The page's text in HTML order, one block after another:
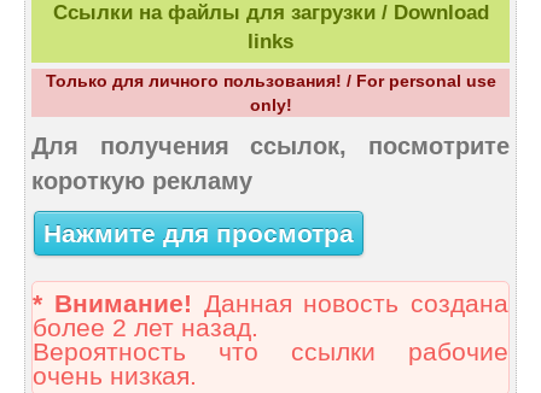
Ссылки на файлы для загрузки / Download
links
Только для личного пользования! / For personal use
only!
Для получения ссылок, посмотрите
короткую рекламу
Нажмите для просмотра
* Внимание! Данная новость создана
более 2 лет назад.
Вероятность что ссылки рабочие
очень низкая.